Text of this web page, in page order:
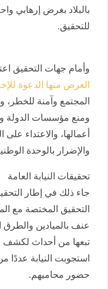
بالبلاد بغرض إرهابي
للتحقيق.
وأمام جهات التحقيق
الغرض منها الدعوة
المجتمع وآمنة للخطر،
ومنع مؤسسات الدولة
أعمالها، والاعتداء
والإضرار بالوحدة
تحقيقات النيابة العامة
جاء ذلك في إطار
التحقيق المختصة مع
عنف بالميادين والطرق
تبعها من أحداث لكشف
استجوبت النيابة
حضور محاميهم.